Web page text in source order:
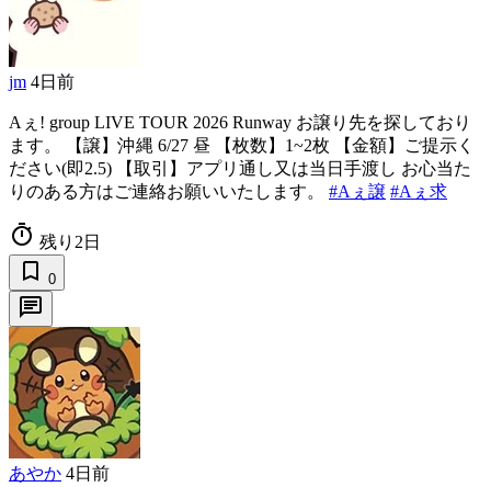
jm 4日前
Aぇ! group LIVE TOUR 2026 Runway お譲り先を探しており
ます。 【譲】沖縄 6/27 昼 【枚数】1~2枚 【金額】ご提示く
ださい(即2.5) 【取引】アプリ通し又は当日手渡し お心当た
りのある方はご連絡お願いいたします。 #Aぇ譲 #Aぇ求
timer 残り2日
bookmark_border 0
chat
あやか 4日前